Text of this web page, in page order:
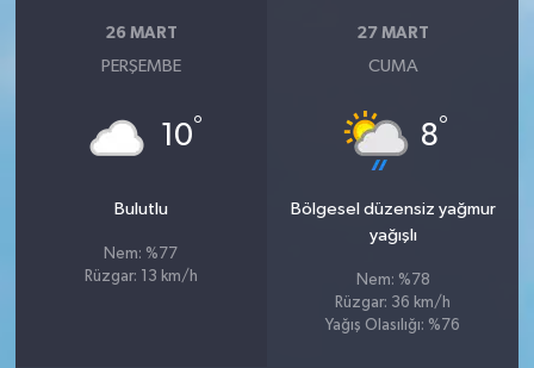
26 MART
PERŞEMBE
10°
Bulutlu
Nem: %77
Rüzgar: 13 km/h
27 MART
CUMA
8°
Bölgesel düzensiz yağmur
yağışlı
Nem: %78
Rüzgar: 36 km/h
Yağış Olasılığı: %76